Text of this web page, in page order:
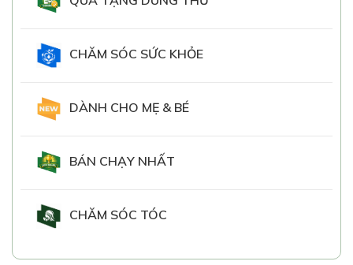
CHĂM SÓC SỨC KHỎE
DÀNH CHO MẸ & BÉ
BÁN CHẠY NHẤT
CHĂM SÓC TÓC